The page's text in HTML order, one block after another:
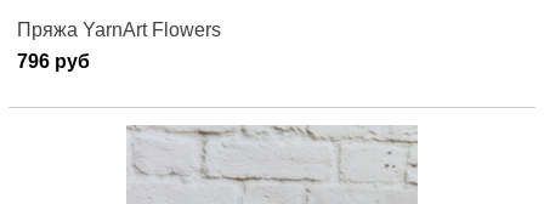
Пряжа YarnArt Flowers
796 руб